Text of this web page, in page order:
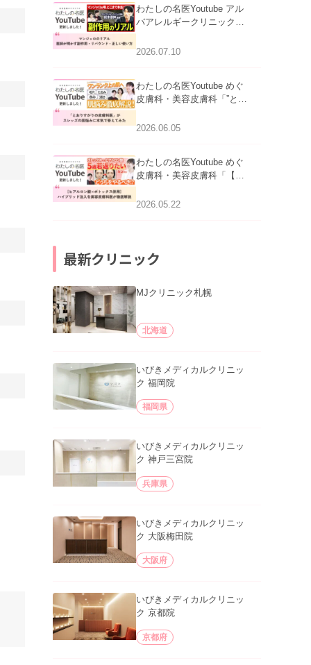
わたしの名医Youtube アル
バアレルギークリニック札
医師が明かす副作用・リバ
2026.07.10
わたしの名医Youtube めぐ
皮膚科・美容皮膚科「”とお
ッズの肌悩みに本気で答え
2026.06.05
わたしの名医Youtube めぐ
皮膚科・美容皮膚科「【ヒ
用】ハイブリッド注入を美
2026.05.22
最新クリニック
MJクリニック札幌
北海道
いびきメディカルクリニッ
ク 福岡院
福岡県
いびきメディカルクリニッ
ク 神戸三宮院
兵庫県
いびきメディカルクリニッ
ク 大阪梅田院
大阪府
いびきメディカルクリニッ
ク 京都院
京都府